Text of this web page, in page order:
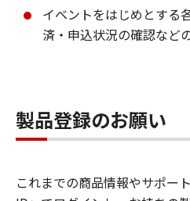
イベントをはじめとする
済・申込状況の確認など
製品登録のお願い
これまでの商品情報やサポー